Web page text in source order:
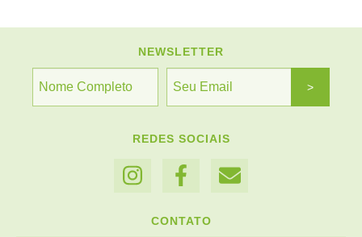
NEWSLETTER
REDES SOCIAIS
CONTATO